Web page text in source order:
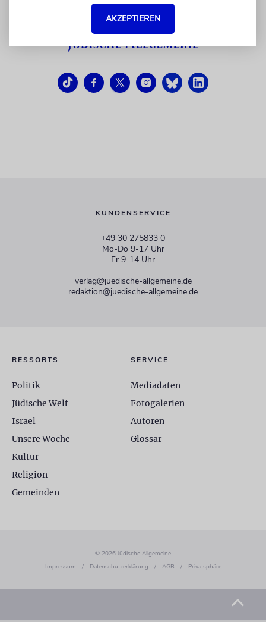
KUNDENSERVICE
+49 30 275833 0
Mo-Do 9-17 Uhr
Fr 9-14 Uhr
verlag@juedische-allgemeine.de
redaktion@juedische-allgemeine.de
RESSORTS
Politik
Jüdische Welt
Israel
Unsere Woche
Kultur
Religion
Gemeinden
SERVICE
Mediadaten
Fotogalerien
Autoren
Glossar
© 2026 Jüdische Allgemeine
Impressum
/ Datenschutzerklärung / AGB / Privatsphäre
AKZEPTIEREN